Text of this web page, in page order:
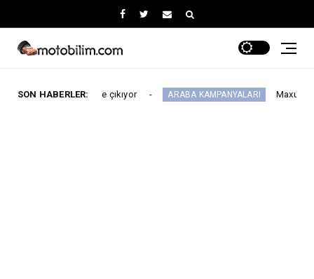
SON HABERLER:
64'e çıkıyor ARABA KAMPANYALARI Maxus Modellerinde